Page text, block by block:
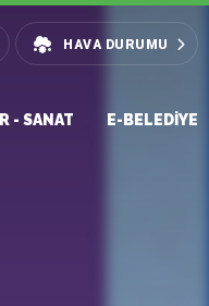
HAVA DURUMU
- SANAT E-BELEDIYE